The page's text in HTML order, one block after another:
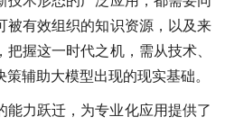
被有效组织的知识资源，以及来
握这一时代之机，需从技术、
辅助大模型出现的现实基础。
能力跃迁，为专业化应用提供了